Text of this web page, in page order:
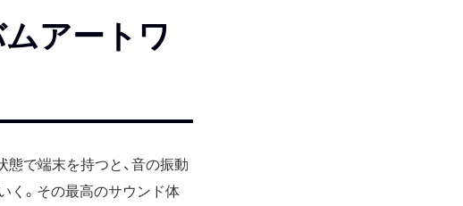
アートワ
で端末を持つと、音の振動
く。その最高のサウンド体